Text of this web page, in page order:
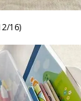
16)